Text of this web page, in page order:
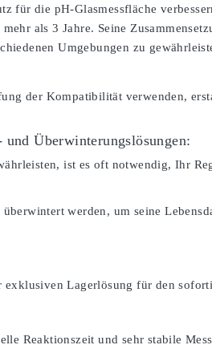
für die pH-Glasmessfläche
als 3 Jahre. Seine
Umgebungen zu
der Kompatibilität verwenden,
Überwinterungslösungen:
ist es oft notwendig, Ihr
werden, um seine
Lagerlösung für den
Reaktionszeit und sehr stabile